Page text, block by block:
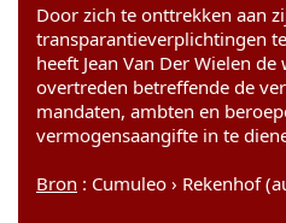
Door zich te onttrekken aan
transparantieverplichtingen
heeft Jean Van Der Wielen
overtreden betreffende de
mandaten, ambten en
vermogensaangifte in te
Bron : Cumuleo › Rekenhof